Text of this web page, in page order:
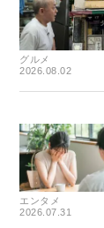
グルメ
2026.08.02
エンタメ
2026.07.31